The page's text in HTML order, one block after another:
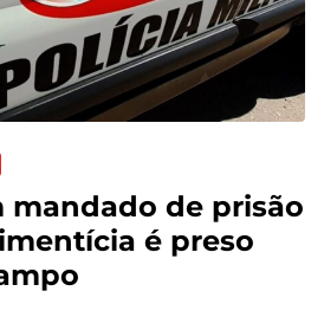
mandado de prisão
é preso